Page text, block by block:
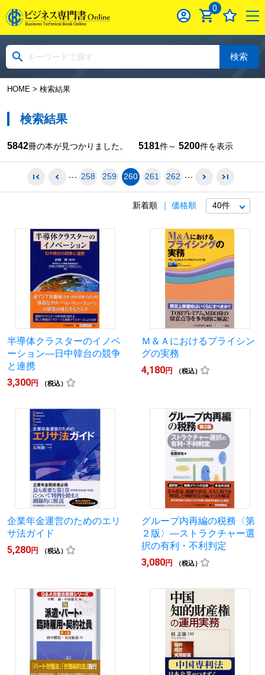
0
検索
HOME> 検索結果
検索結果
5842冊の本が見つかりました。 5181件～ 5200件を表示
258 259 260 261 262
新着順 価格順
半導体クラスターのイノベ
ーション―日中韓台の競争
と連携
3,300円 （税込）
Ｍ＆Ａにおけるプライシン
グの実務
4,180円 （税込）
企業年金運営のためのエリ
サ法ガイド
5,280円 （税込）
グループ内再編の税務〈第
２版〉―ストラクチャー選
択の有利・不利判定
3,080円 （税込）